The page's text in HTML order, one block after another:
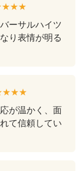
ーサルハイツ
り表情が明る
が温かく、面
て信頼してい